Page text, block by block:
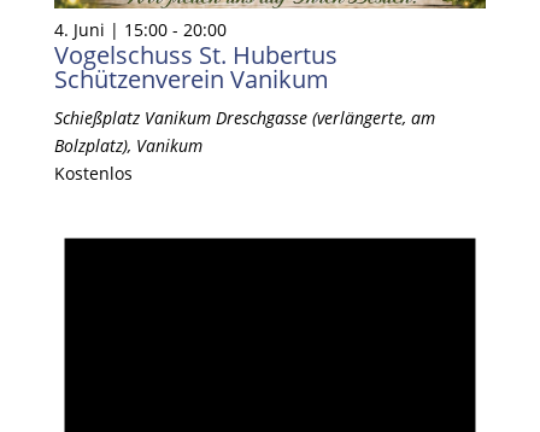
4. Juni | 15:00- 20:00
Vogelschuss St. Hubertus
Schützenverein Vanikum
Schießplatz Vanikum Dreschgasse (verlängerte, am
Bolzplatz), Vanikum
Kostenlos